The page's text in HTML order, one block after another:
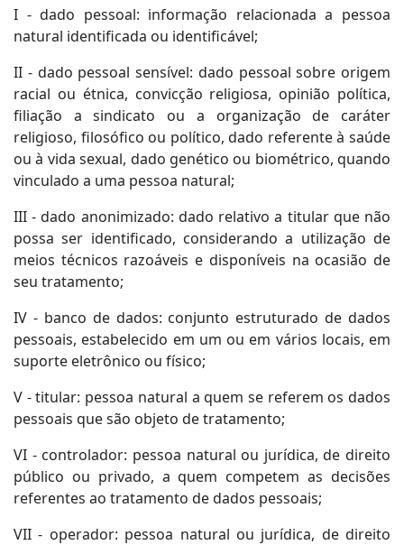
I - dado pessoal: informação relacionada a pessoa
natural identificada ou identificável;
II - dado pessoal sensível: dado pessoal sobre origem
racial ou étnica, convicção religiosa, opinião política,
filiação a sindicato ou a organização de caráter
religioso, filosófico ou político, dado referente à saúde
ou à vida sexual, dado genético ou biométrico, quando
vinculado a uma pessoa natural;
III - dado anonimizado: dado relativo a titular que não
possa ser identificado, considerando a utilização de
meios técnicos razoáveis e disponíveis na ocasião de
seu tratamento;
IV - banco de dados: conjunto estruturado de dados
pessoais, estabelecido em um ou em vários locais, em
suporte eletrônico ou físico;
V - titular: pessoa natural a quem se referem os dados
pessoais que são objeto de tratamento;
VI - controlador: pessoa natural ou jurídica, de direito
público ou privado, a quem competem as decisões
referentes ao tratamento de dados pessoais;
VII - operador: pessoa natural ou jurídica, de direito